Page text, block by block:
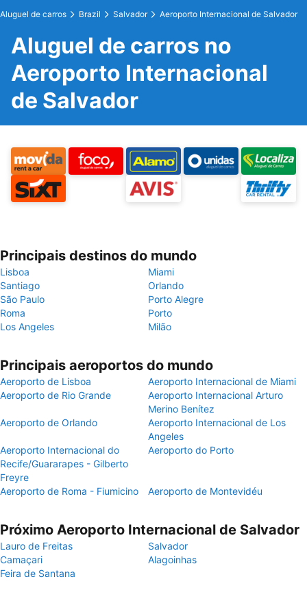
Aluguel de carros Brazil Salvador Aeroporto Internacional de Salvador
Aluguel de carros no
Aeroporto Internacional
de Salvador
Principais destinos do mundo
Lisboa
Miami
Santiago
Orlando
São Paulo
Porto Alegre
Roma
Porto
Los Angeles
Milão
Principais aeroportos do mundo
Aeroporto de Lisboa
Aeroporto Internacional de Miami
Aeroporto de Rio Grande
Aeroporto Internacional Arturo
Merino Benítez
Aeroporto de Orlando
Aeroporto Internacional de Los
Angeles
Aeroporto Internacional do
Recife/Guararapes - Gilberto
Freyre
Aeroporto do Porto
Aeroporto de Roma - Fiumicino Aeroporto de Montevidéu
Próximo Aeroporto Internacional de Salvador
Lauro de Freitas
Salvador
Camaçari
Alagoinhas
Feira de Santana